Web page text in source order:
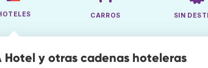
CARROS SIN
Hotel y otras cadenas hoteleras